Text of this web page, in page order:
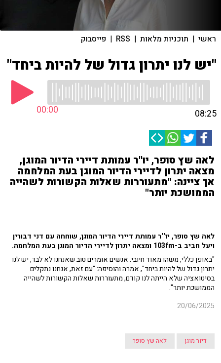
ראשי | תוכניות מלאות |
RSS
| פייסבוק
"יש לנו יתרון גדול של להיות ביחד"
00:00 08:25
לאה שץ סופר, יו''ר עמותת דיירי הדיור המוגן,
מצאה יתרון לדיירי הדיור המוגן בעת המלחמה
אך ציינה: "מתעוררות שאלות הקשורות לשהייה
הממושכת יותר"
לאה שץ סופר, יו''ר עמותת דיירי הדיור המוגן, שוחחה עם דני דבורין
ויעל חביב ב-103fm ומצאה יתרון לדיירי הדיור המוגן בעת המלחמה.
"באופן כללי, משהו מאוד חיובי. אנשים אומרים טוב שאנחנו לא לבד,יש לנו
יתרון גדול של להיות ביחד", אמרה והוסיפה: "עם זאת, אנחנו נתקלים
בסיטואציה שלא הייתה לנו קודם, מתעוררות שאלות הקשורות לשהייה
הממושכת יותר".
20/06/2025
דיור מוגן לאה שץ סופר